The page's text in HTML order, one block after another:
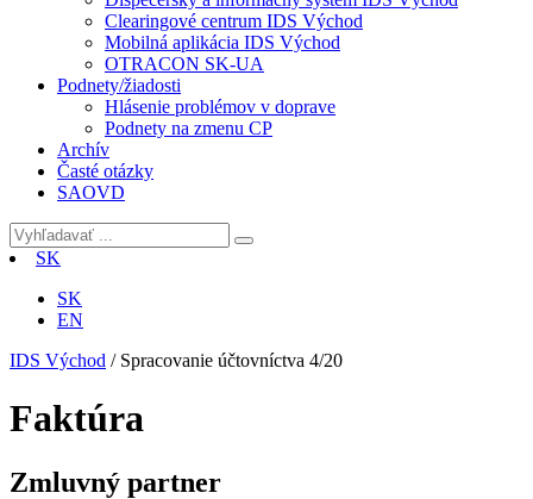
Clearingové centrum IDS Východ
Mobilná aplikácia IDS Východ
OTRACON SK-UA
Podnety/žiadosti
Hlásenie problémov v doprave
Podnety na zmenu CP
Archív
Časté otázky
SAOVD
SK
SK
EN
IDS Východ / Spracovanie účtovníctva 4/20
Faktúra
Zmluvný partner